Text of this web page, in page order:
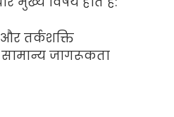
और तर्कशक्ति
सामान्य जागरूकता